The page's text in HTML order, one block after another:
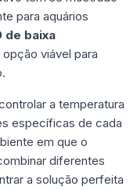
para aquários
de baixa
viável para
a temperatura
específicas de cada
em que o
diferentes
a solução perfeita